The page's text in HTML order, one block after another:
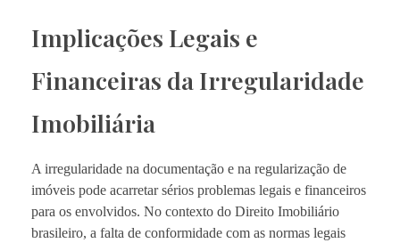
Implicações Legais e
Financeiras da Irregularidade
Imobiliária
A irregularidade na documentação e na regularização de
imóveis pode acarretar sérios problemas legais e financeiros
para os envolvidos. No contexto do Direito Imobiliário
brasileiro, a falta de conformidade com as normas legais